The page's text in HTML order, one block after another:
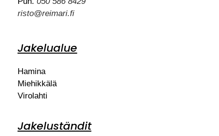
risto@reimari.fi
Jakelualue
Hamina
Miehikkälä
Virolahti
Jakeluständit